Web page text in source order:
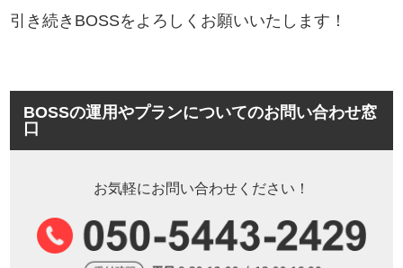
引き続きBOSSをよろしくお願いいたします！
BOSSの運用やプランについてのお問い合わせ窓
口
お気軽にお問い合わせください！